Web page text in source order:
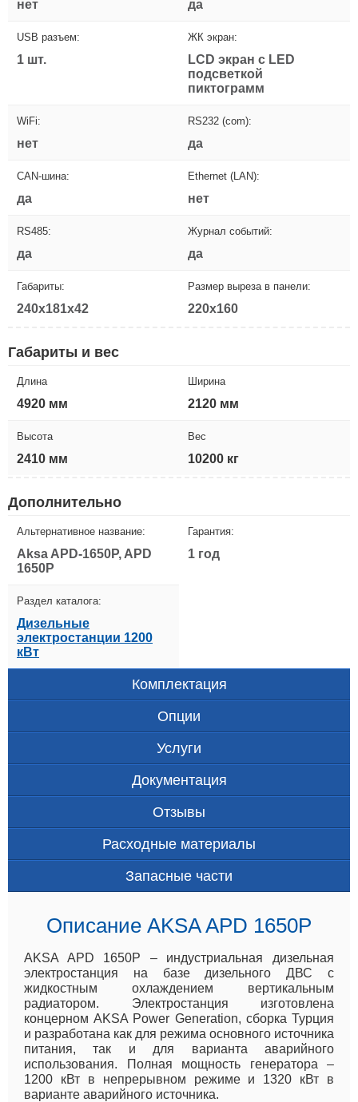
нет да
USB разъем:
1 шт.
ЖК экран:
LCD экран с LED
подсветкой
пиктограмм
WiFi:
нет
RS232 (com):
да
CAN-шина:
да
Ethernet (LAN):
нет
RS485:
да
Журнал событий:
да
Габариты:
240x181x42
Размер выреза в панели:
220x160
Габариты и вес
Длина
4920 мм
Ширина
2120 мм
Высота
2410 мм
Вес
10200 кг
Дополнительно
Альтернативное название:
Aksa APD-1650P, APD
1650P
Гарантия:
1 год
Раздел каталога:
Дизельные
электростанции 1200
кВт
Комплектация
Опции
Услуги
Документация
Отзывы
Расходные материалы
Запасные части
Описание AKSA APD 1650P
AKSA APD 1650P – индустриальная дизельная
электростанция на базе дизельного ДВС с
жидкостным охлаждением вертикальным
радиатором. Электростанция изготовлена
концерном AKSA Power Generation, сборка Турция
и разработана как для режима основного источника
питания, так и для варианта аварийного
использования. Полная мощность генератора –
1200 кВт в непрерывном режиме и 1320 кВт в
варианте аварийного источника.